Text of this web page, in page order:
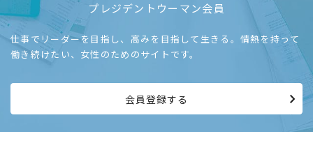
プレジデントウーマン会員
仕事でリーダーを目指し、高みを目指して生きる。情熱を持って
働き続けたい、女性のためのサイトです。
会員登録する